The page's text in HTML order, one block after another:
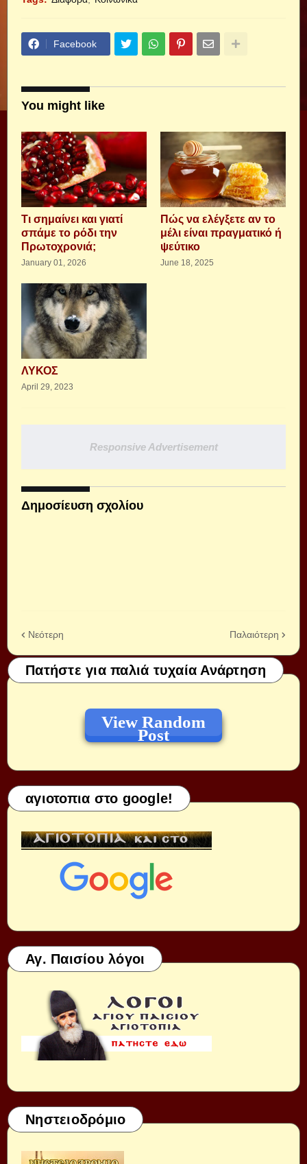
Facebook
You might like
Τι σημαίνει και γιατί
σπάμε το ρόδι την
Πρωτοχρονιά;
January 01, 2026
Πώς να ελέγξετε αν το
μέλι είναι πραγματικό ή
ψεύτικο
June 18, 2025
ΛΥΚΟΣ
April 29, 2023
Responsive Advertisement
Δημοσίευση σχολίου
Νεότερη Παλαιότερη
Πατήστε για παλιά τυχαία Ανάρτηση
View Random
Post
αγιοτοπια στο google!
Αγ. Παισίου λόγοι
Νηστειοδρόμιο